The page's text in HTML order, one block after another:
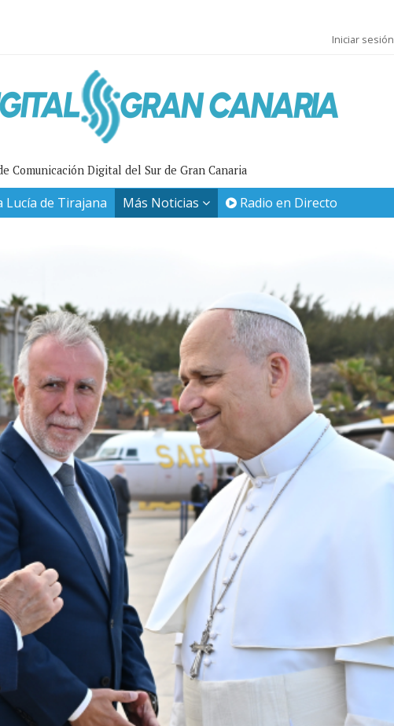
Iniciar sesión
Comunicación Digital del Sur de Gran Canaria
Lucía de Tirajana Más Noticias Radio en Directo